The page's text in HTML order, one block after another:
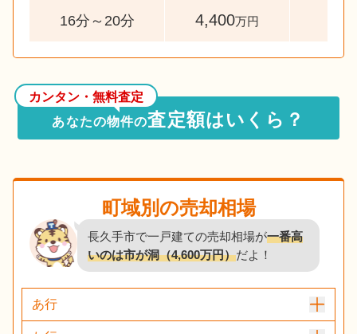
16分～20分 4,400万円
カンタン・無料査定
あなたの物件の査定額はいくら？
町域別の売却相場
長久手市で一戸建ての売却相場が一番高
いのは市が洞（4,600万円）だよ！
あ行